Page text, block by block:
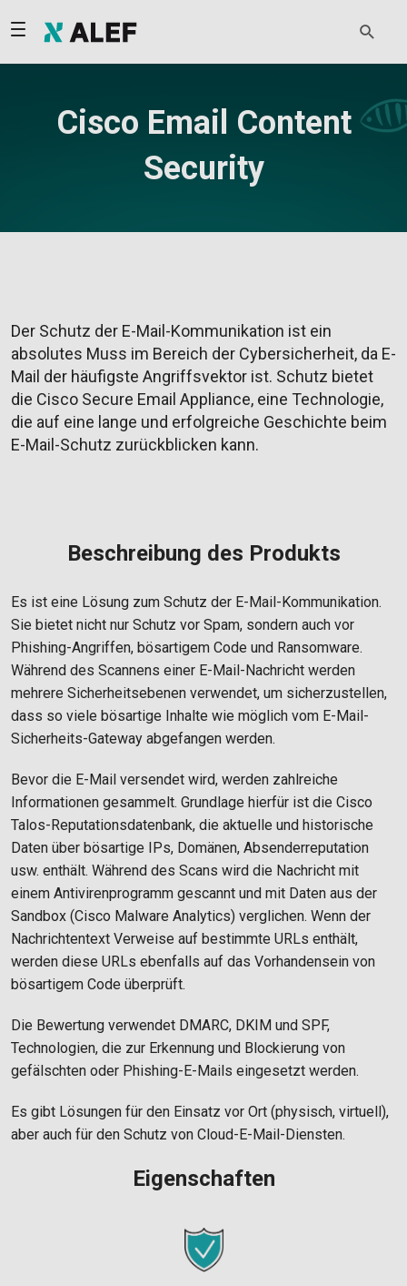
Cisco Email Content
Security
Der Schutz der E-Mail-Kommunikation ist ein
absolutes Muss im Bereich der Cybersicherheit, da E-
Mail der häufigste Angriffsvektor ist. Schutz bietet
die Cisco Secure Email Appliance, eine Technologie,
die auf eine lange und erfolgreiche Geschichte beim
E-Mail-Schutz zurückblicken kann.
Beschreibung des Produkts
Es ist eine Lösung zum Schutz der E-Mail-Kommunikation.
Sie bietet nicht nur Schutz vor Spam, sondern auch vor
Phishing-Angriffen, bösartigem Code und Ransomware.
Während des Scannens einer E-Mail-Nachricht werden
mehrere Sicherheitsebenen verwendet, um sicherzustellen,
dass so viele bösartige Inhalte wie möglich vom E-Mail-
Sicherheits-Gateway abgefangen werden.
Bevor die E-Mail versendet wird, werden zahlreiche
Informationen gesammelt. Grundlage hierfür ist die Cisco
Talos-Reputationsdatenbank, die aktuelle und historische
Daten über bösartige IPs, Domänen, Absenderreputation
usw. enthält. Während des Scans wird die Nachricht mit
einem Antivirenprogramm gescannt und mit Daten aus der
Sandbox (Cisco Malware Analytics) verglichen. Wenn der
Nachrichtentext Verweise auf bestimmte URLs enthält,
werden diese URLs ebenfalls auf das Vorhandensein von
bösartigem Code überprüft.
Die Bewertung verwendet DMARC, DKIM und SPF,
Technologien, die zur Erkennung und Blockierung von
gefälschten oder Phishing-E-Mails eingesetzt werden.
Es gibt Lösungen für den Einsatz vor Ort (physisch, virtuell),
aber auch für den Schutz von Cloud-E-Mail-Diensten.
Eigenschaften